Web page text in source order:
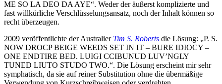
ME SO LA DEO DA AYE“. Weder der äußerst komplizierte und
fast willkürliche Verschlüsselungsansatz, noch der Inhalt können so
recht überzeugen.
2009 veröffentlichte der Australier Tim S. Roberts die Lösung: „P. S.
NOW DROCP BEIGE WEEDS SET IN IT – BURE IDIOCY –
ONE ENDTIRE BED. LUIGI CCIBUNUD LUV’NGLY
TUNED LIUTO STUDO TWO.“. Die Lösung erscheint mir sehr
symphatisch, da sie auf reiner Substitution ohne die übermäßige